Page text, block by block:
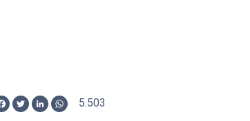
Facebook
TwitterLinkedInWhatsApp
5.503